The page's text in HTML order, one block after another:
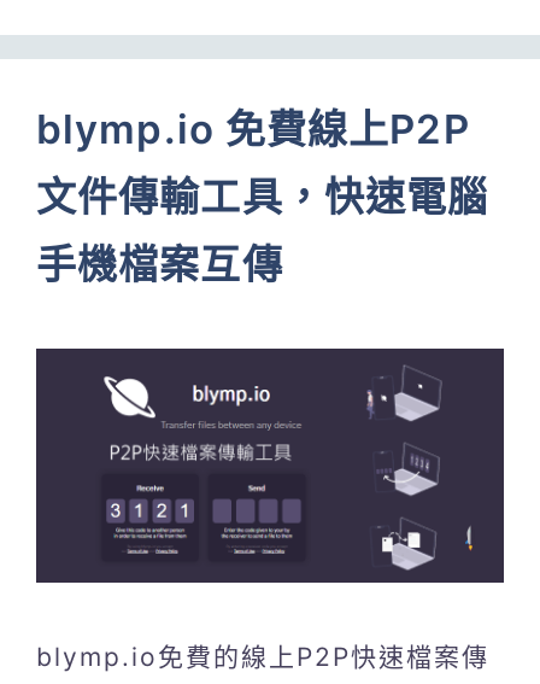
blymp.io 免費線上P2P
文件傳輸工具，快速電腦
手機檔案互傳
blymp.io免費的線上P2P快速檔案傳